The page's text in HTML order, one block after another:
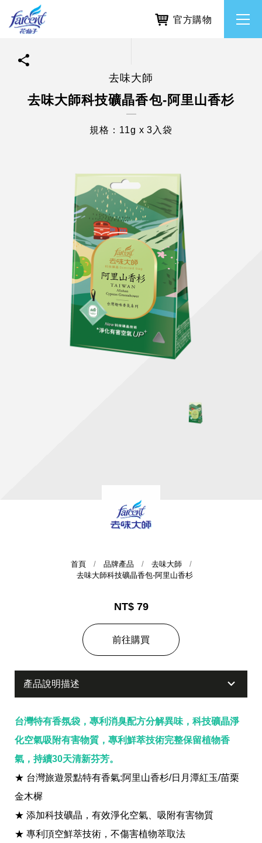
繁體中文
使命與核心價值
所有品牌
居家清潔洗劑
天然清潔洗劑
居家打掃工具
利害關係人互動與經營
透過各種型態及管道與利害關係人建立友善溝通平台
股東會相關重要事項與發佈
財務資訊
提供年報、每季財報、法說會資訊
協助解決您對產品的疑問
海外代理
不斷創新突破，致力提供消費者更舒適、方便的居家生
官方購物
去味大師
去味大師科技礦晶香包-阿里山香杉
規格：11g x 3入袋
首頁 品牌產品
去味大師
去味大師科技礦晶香包-阿里山香杉
NT$ 79
前往購買
產品說明描述
台灣特有香氛袋，專利消臭配方分解異味，科技礦晶淨
化空氣吸附有害物質，專利鮮萃技術完整保留植物香
氣，持續30天清新芬芳。
★ 台灣旅遊景點特有香氣:阿里山香杉/日月潭紅玉/苗栗
金木樨
★ 添加科技礦晶，有效淨化空氣、吸附有害物質
★ 專利頂空鮮萃技術，不傷害植物萃取法